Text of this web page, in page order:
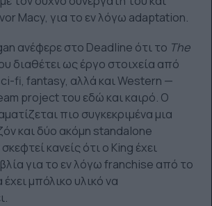
Macy, για το εν λόγω adaptation.
ανέφερε στο Deadline ότι το The
διαθέτει ως έργο στοιχεία από
fi, fantasy, αλλά και Western —
project του εδώ και καιρό. Ο
πιο συγκεκριμένα μια
και δύο ακόμη standalone
κανείς ότι ο King έχει
για το εν λόγω franchise από το
έχει μπόλικο υλικό να